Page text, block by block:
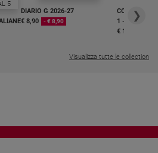
DIARIO G 2026-27
€ 8,90
- € 8,90
COLLANA
1 - 2
€ 18,50
❯
Visualizza tutte le collection